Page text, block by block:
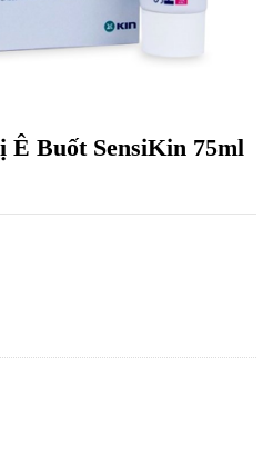
Buốt SensiKin 75ml